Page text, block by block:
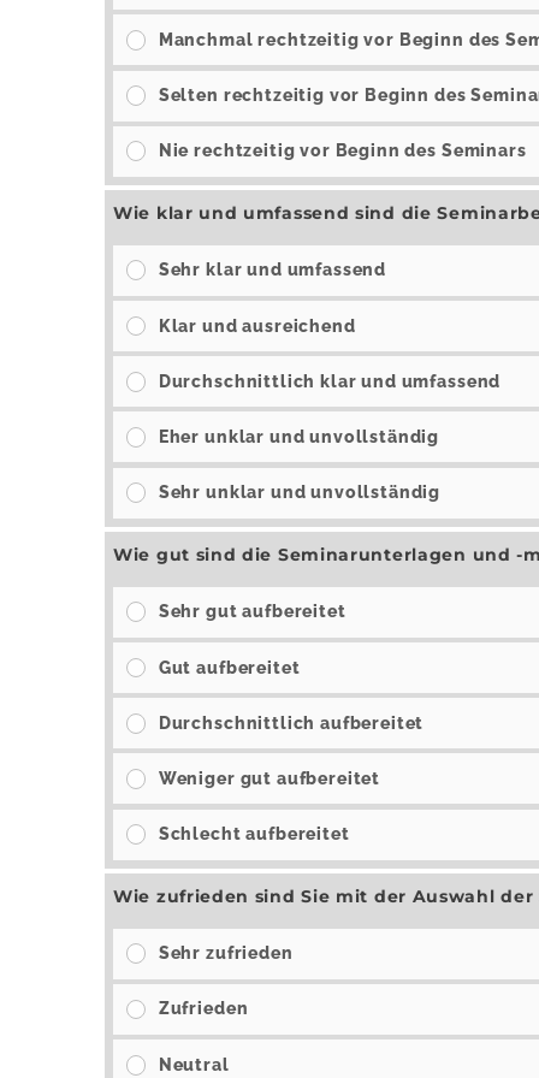
Manchmal rechtzeitig vor Beginn des
Selten rechtzeitig vor Beginn des
Nie rechtzeitig vor Beginn des Seminars
Wie klar und umfassend sind die
Sehr klar und umfassend
Klar und ausreichend
Durchschnittlich klar und umfassend
Eher unklar und unvollständig
Sehr unklar und unvollständig
Wie gut sind die Seminarunterlagen und -
Sehr gut aufbereitet
Gut aufbereitet
Durchschnittlich aufbereitet
Weniger gut aufbereitet
Schlecht aufbereitet
Wie zufrieden sind Sie mit der Auswahl der
Sehr zufrieden
Zufrieden
Neutral